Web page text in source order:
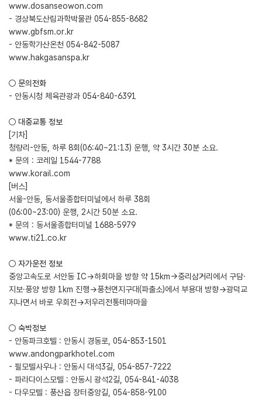
www.dosanseowon.com
- 경상북도산림과학박물관 054-855-8682
www.gbfsm.or.kr
- 안동학가산온천 054-842-5087
www.hakgasanspa.kr
○ 문의전화
- 안동시청 체육관광과 054-840-6391
○ 대중교통 정보
[기차]
청량리-안동, 하루 8회(06:40~21:13) 운행, 약 3시간 30분 소요.
* 문의 : 코레일 1544-7788
www.korail.com
[버스]
서울-안동, 동서울종합터미널에서 하루 38회
(06:00~23:00) 운행, 2시간 50분 소요.
* 문의 : 동서울종합터미널 1688-5979
www.ti21.co.kr
○ 자가운전 정보
중앙고속도로 서안동 IC→하회마을 방향 약 15km→중리삼거리에서 구담·
지보·풍양 방향 1km 진행→풍천면지구대(파출소)에서 부용대 방향→광덕교
지나면서 바로 우회전→저우리전통테마마을
○ 숙박정보
- 안동파크호텔 : 안동시 경동로, 054-853-1501
www.andongparkhotel.com
- 필모텔사우나 : 안동시 대석3길, 054-857-7222
- 파라다이스모텔 : 안동시 광석2길, 054-841-4038
- 다우모텔 : 풍산읍 장터중앙길, 054-858-9100